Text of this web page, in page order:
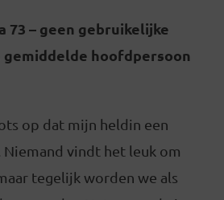
73 – geen gebruikelijke
hoofdpersoon
op dat mijn heldin een
vindt het leuk om
tegelijk worden we als